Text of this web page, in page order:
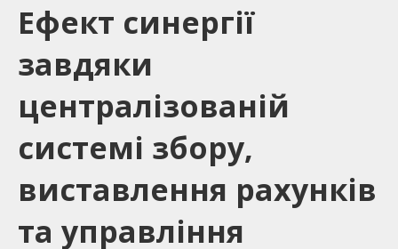
Ефект синергії
завдяки
централізованій
системі збору,
виставлення рахунків
та управління